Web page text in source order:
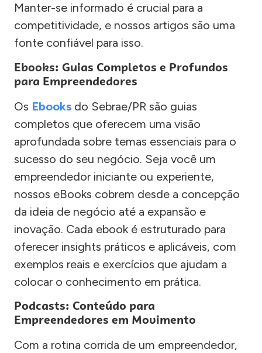
Manter-se informado é crucial para a
competitividade, e nossos artigos são uma
fonte confiável para isso.
Ebooks: Guias Completos e Profundos
para Empreendedores
Os Ebooks do Sebrae/PR são guias
completos que oferecem uma visão
aprofundada sobre temas essenciais para o
sucesso do seu negócio. Seja você um
empreendedor iniciante ou experiente,
nossos eBooks cobrem desde a concepção
da ideia de negócio até a expansão e
inovação. Cada ebook é estruturado para
oferecer insights práticos e aplicáveis, com
exemplos reais e exercícios que ajudam a
colocar o conhecimento em prática.
Podcasts: Conteúdo para
Empreendedores em Movimento
Com a rotina corrida de um empreendedor,